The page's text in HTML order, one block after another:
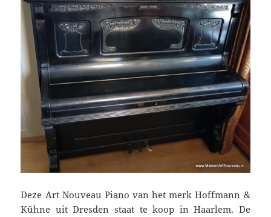
Deze Art Nouveau Piano van het merk Hoffmann &
Kühne uit Dresden staat te koop in Haarlem. De